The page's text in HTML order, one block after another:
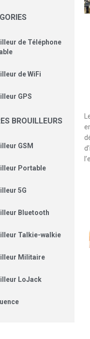
de Téléphone
de WiFi
GPS
BROUILLEURS
GSM
Portable
5G
Bluetooth
Talkie-walkie
Militaire
LoJack